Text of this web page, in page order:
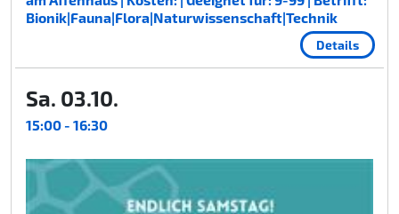
Bionik|Fauna|Flora|Naturwissenschaft|Technik
Details
Sa. 03.10.
15:00 - 16:30